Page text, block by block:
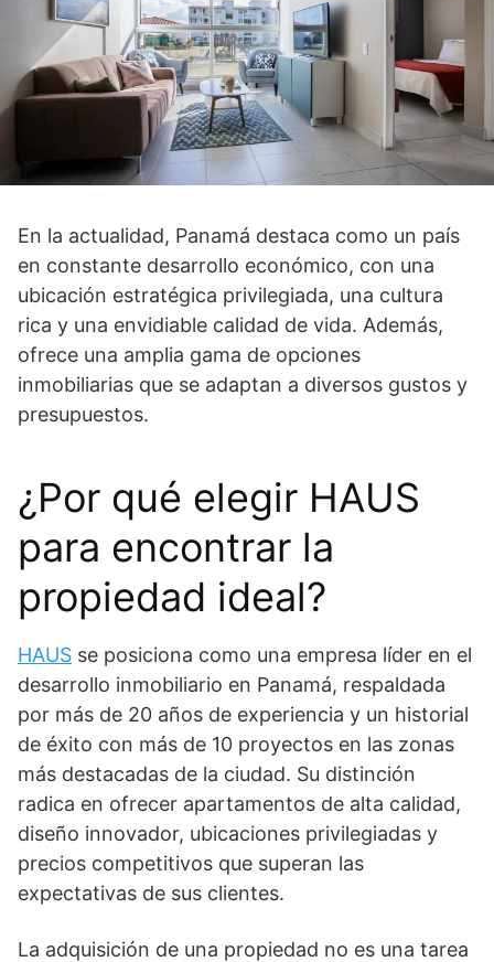
En la actualidad, Panamá destaca como un país
en constante desarrollo económico, con una
ubicación estratégica privilegiada, una cultura
rica y una envidiable calidad de vida. Además,
ofrece una amplia gama de opciones
inmobiliarias que se adaptan a diversos gustos y
presupuestos.
¿Por qué elegir HAUS
para encontrar la
propiedad ideal?
HAUS se posiciona como una empresa líder en el
desarrollo inmobiliario en Panamá, respaldada
por más de 20 años de experiencia y un historial
de éxito con más de 10 proyectos en las zonas
más destacadas de la ciudad. Su distinción
radica en ofrecer apartamentos de alta calidad,
diseño innovador, ubicaciones privilegiadas y
precios competitivos que superan las
expectativas de sus clientes.
La adquisición de una propiedad no es una tarea